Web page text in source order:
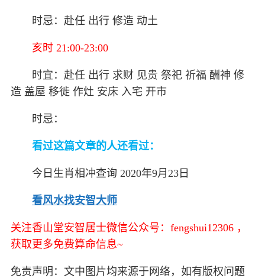
时忌：赴任 出行 修造 动土
亥时 21:00-23:00
时宜：赴任 出行 求财 见贵 祭祀 祈福 酬神 修
造 盖屋 移徙 作灶 安床 入宅 开市
时忌：
看过这篇文章的人还看过：
今日生肖相冲查询 2020年9月23日
看风水找安智大师
关注香山堂安智居士微信公众号：fengshui12306 ，
获取更多免费算命信息~
免责声明：文中图片均来源于网络，如有版权问题